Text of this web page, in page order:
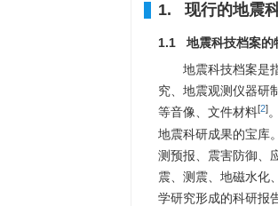
1. 现行的地震
1.1 地震科技档案的
地震科技档案是
究、地震观测仪器研
等音像、文件材料[2]
地震科研成果的宝库
测预报、震害防御、
震、测震、地磁水化
学研究形成的科研报